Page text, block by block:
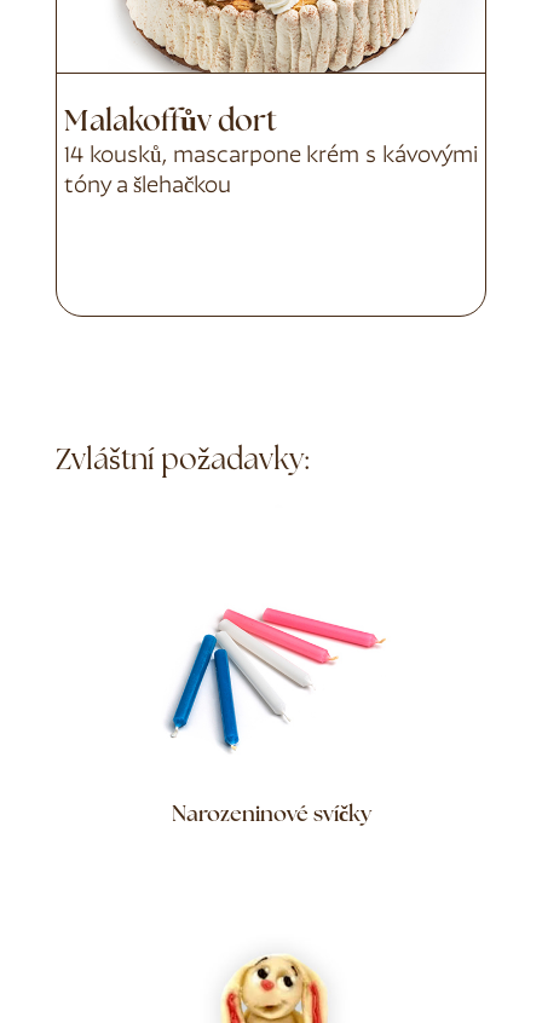
Malakoffův dort
14 kousků, mascarpone krém s kávovými
tóny a šlehačkou
Zvláštní požadavky:
Narozeninové svíčky